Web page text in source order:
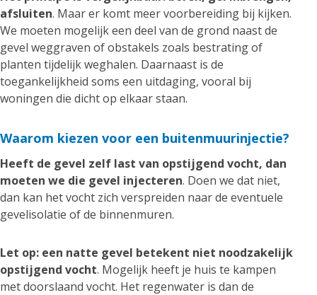
afsluiten. Maar er komt meer voorbereiding bij kijken.
We moeten mogelijk een deel van de grond naast de
gevel weggraven of obstakels zoals bestrating of
planten tijdelijk weghalen. Daarnaast is de
toegankelijkheid soms een uitdaging, vooral bij
woningen die dicht op elkaar staan.
Waarom kiezen voor een buitenmuurinjectie?
Heeft de gevel zelf last van opstijgend vocht, dan
moeten we die gevel injecteren. Doen we dat niet,
dan kan het vocht zich verspreiden naar de eventuele
gevelisolatie of de binnenmuren.
Let op: een natte gevel betekent niet noodzakelijk
opstijgend vocht. Mogelijk heeft je huis te kampen
met doorslaand vocht. Het regenwater is dan de